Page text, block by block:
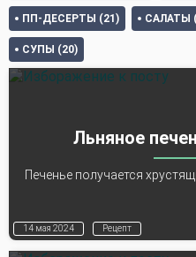
ПП-ДЕСЕРТЫ (21) САЛАТЫ
СУПЫ (20)
Льняное
Печенье получается
14 мая 2024 Рецепт